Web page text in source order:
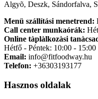
Algyõ, Deszk, Sándorfalva,
Menü szállítási menetrend:
Call center munkaórák:
Online tàplàlkozàsi
Hétfő - Péntek: 10:00 - 15:00
Email: info@fitfoodway.hu
Telefon: +36303193177
Hasznos oldalak